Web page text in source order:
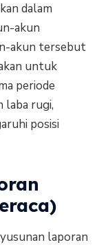
dalam
akun
akun tersebut
untuk
periode
laba rugi,
posisi
laporan